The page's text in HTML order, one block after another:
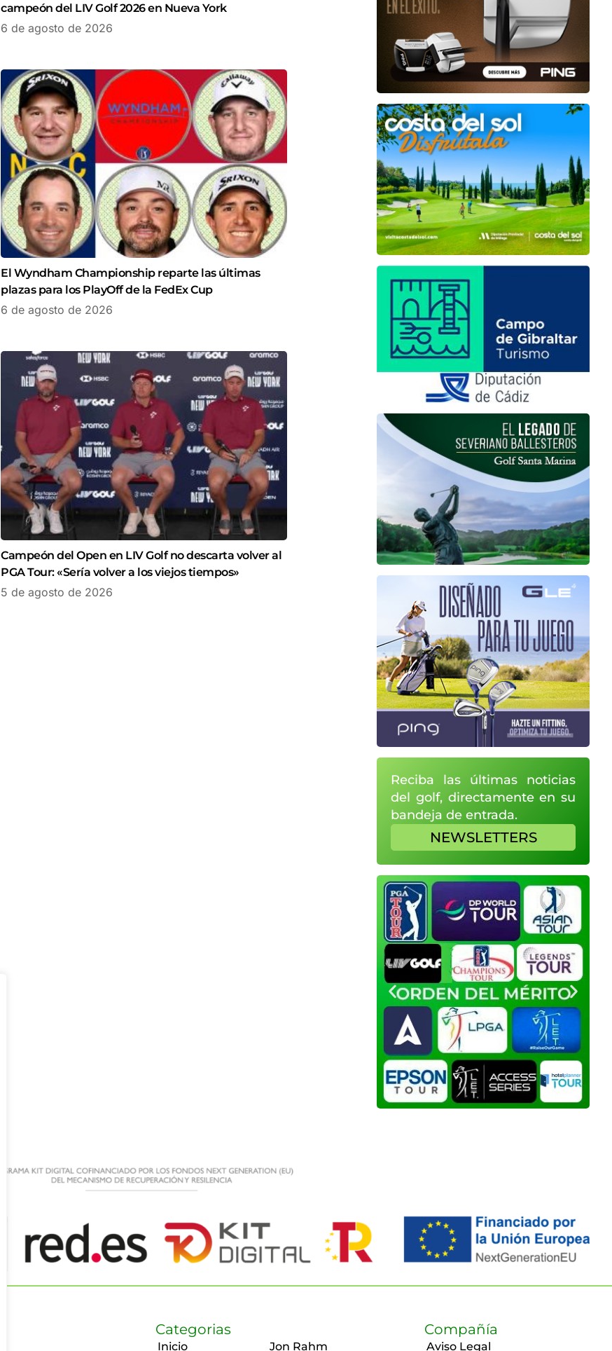
campeón del LIV Golf 2026 en Nueva York
6 de agosto de 2026
El Wyndham Championship reparte las últimas
plazas para los PlayOff de la FedEx Cup
6 de agosto de 2026
Campeón del Open en LIV Golf no descarta volver al
PGA Tour: «Sería volver a los viejos tiempos»
5 de agosto de 2026
Reciba las últimas noticias
del golf, directamente en su
bandeja de entrada.
NEWSLETTERS
Categorias
Inicio Jon Rahm
Compañía
Aviso Legal